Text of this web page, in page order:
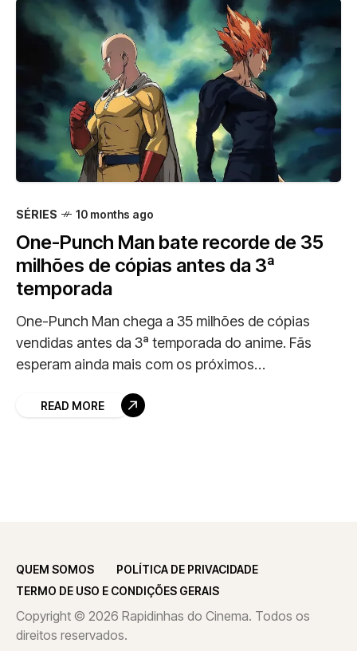
SÉRIES 10 months ago
One-Punch Man bate recorde de 35
milhões de cópias antes da 3ª
temporada
One-Punch Man chega a 35 milhões de cópias
vendidas antes da 3ª temporada do anime. Fãs
esperam ainda mais com os próximos
READ MORE
QUEM SOMOS
POLÍTICA DE PRIVACIDADE
TERMO DE USO E CONDIÇÕES GERAIS
Copyright © 2026 Rapidinhas do Cinema. Todos os
direitos reservados.